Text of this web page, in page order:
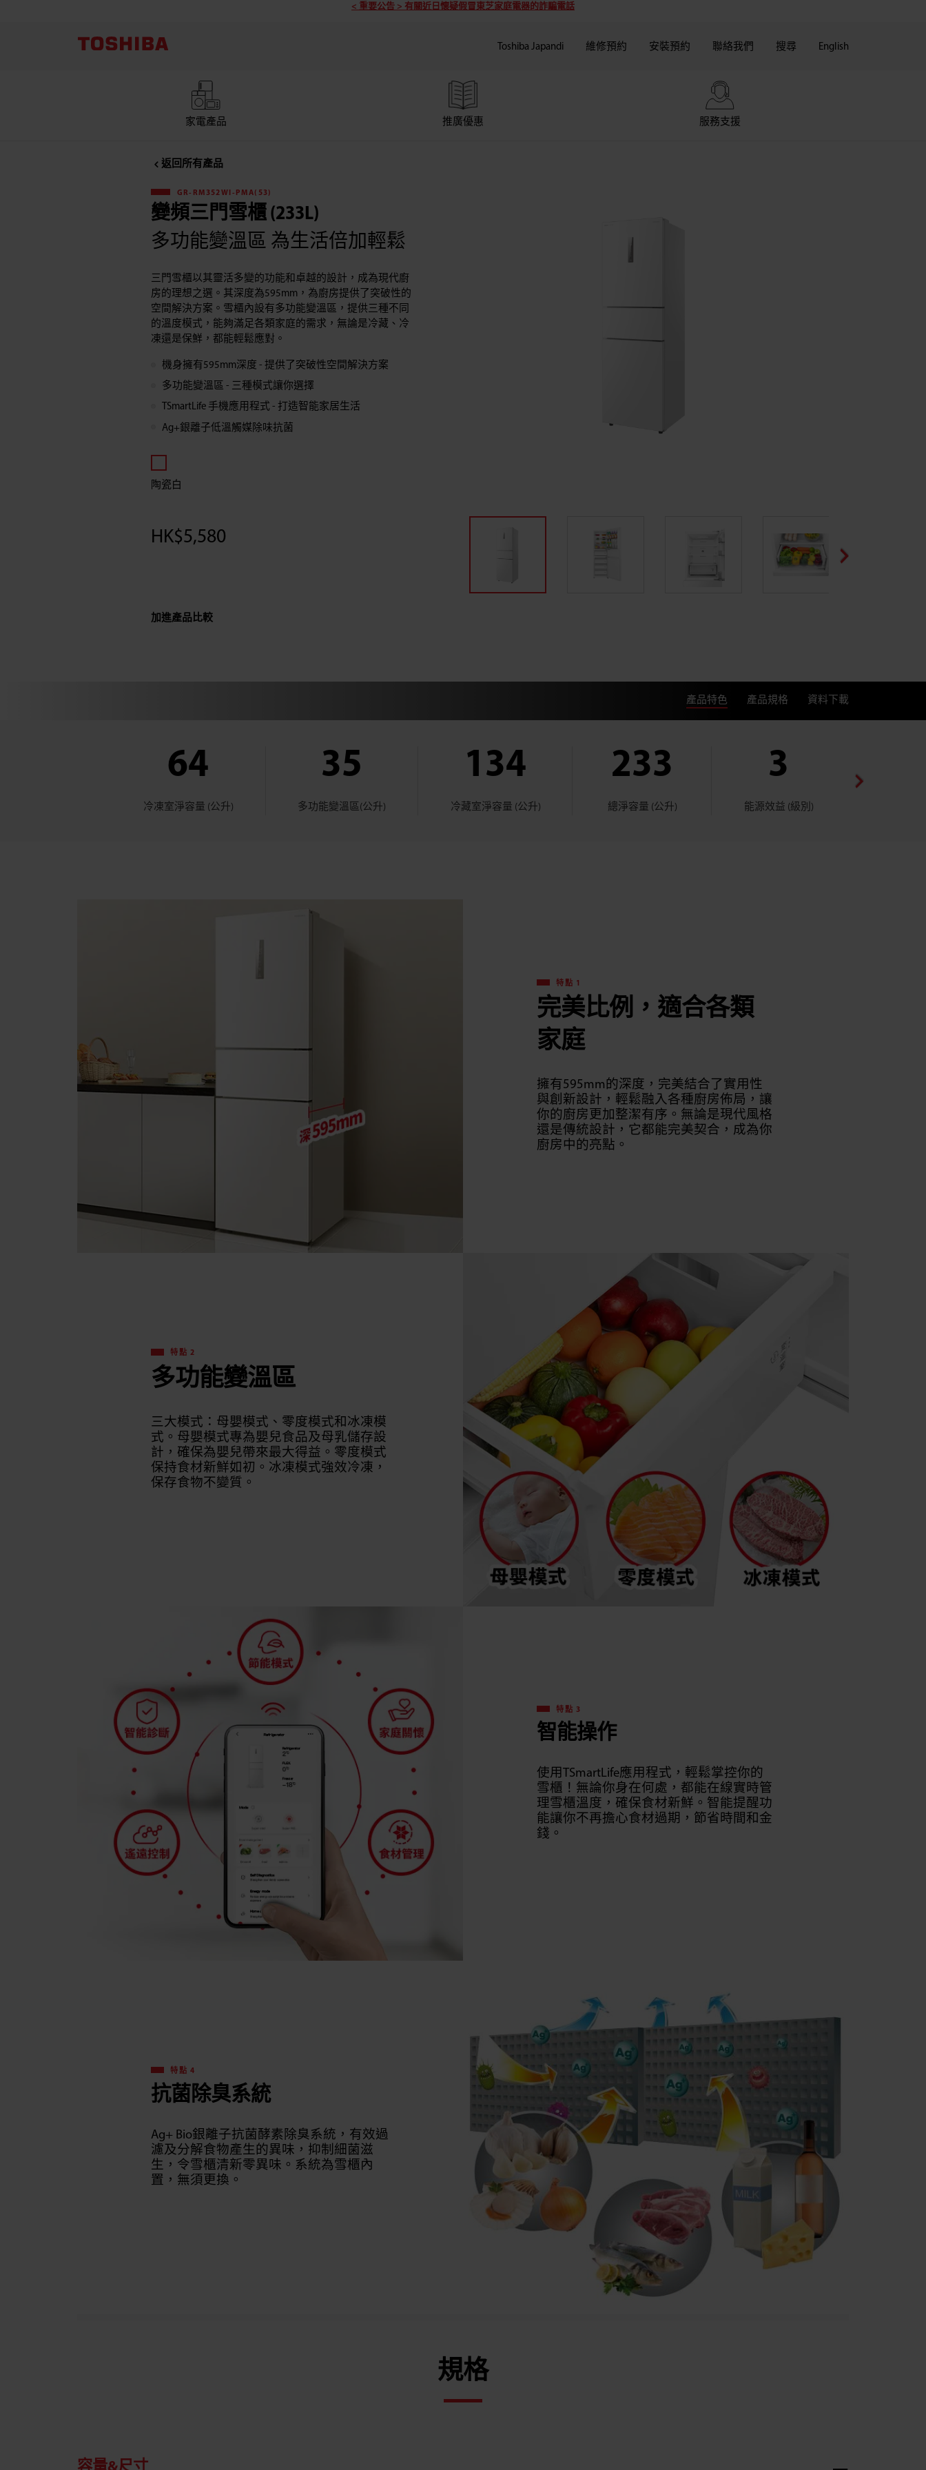
< 重要公告 > 有關近日懷疑假冒東芝家庭電器的詐騙電話
家電產品 推廣優惠 服務支援
Toshiba Japandi 維修預約 安裝預約 聯絡我們 搜尋 English
返回所有產品
GR-RM352WI-PMA(53)
變頻三門雪櫃 (233L)
多功能變溫區 為生活倍加輕鬆
三門雪櫃以其靈活多變的功能和卓越的設計，成為現代廚
房的理想之選。其深度為595mm，為廚房提供了突破性的
空間解決方案。雪櫃內設有多功能變溫區，提供三種不同
的溫度模式，能夠滿足各類家庭的需求，無論是冷藏、冷
凍還是保鮮，都能輕鬆應對。
機身擁有595mm深度 - 提供了突破性空間解決方案
多功能變溫區 - 三種模式讓你選擇
TSmartLife 手機應用程式 - 打造智能家居生活
Ag+銀離子低溫觸媒除味抗菌
陶瓷白
HK$5,580
加進產品比較
產品特色 產品規格 資料下載
64
冷凍室淨容量 (公升)
35
多功能變溫區(公升)
134
冷藏室淨容量 (公升)
233
總淨容量 (公升)
3
能源效益 (級別)
特點 1
完美比例，適合各類
家庭
擁有595mm的深度，完美結合了實用性
與創新設計，輕鬆融入各種廚房佈局，讓
你的廚房更加整潔有序。無論是現代風格
還是傳統設計，它都能完美契合，成為你
廚房中的亮點。
特點 2
多功能變溫區
三大模式：母嬰模式、零度模式和冰凍模
式。母嬰模式專為嬰兒食品及母乳儲存設
計，確保為嬰兒帶來最大得益。零度模式
保持食材新鮮如初。冰凍模式強效冷凍，
保存食物不變質。
特點 3
智能操作
使用TSmartLife應用程式，輕鬆掌控你的
雪櫃！無論你身在何處，都能在線實時管
理雪櫃溫度，確保食材新鮮。智能提醒功
能讓你不再擔心食材過期，節省時間和金
錢。
特點 4
抗菌除臭系統
Ag+ Bio銀離子抗菌酵素除臭系統，有效過
濾及分解食物產生的異味，抑制細菌滋
生，令雪櫃清新零異味。系統為雪櫃內
置，無須更換。
規格